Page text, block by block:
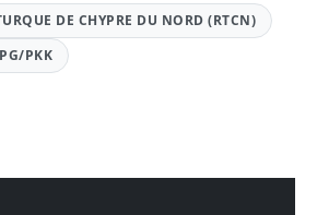
DE CHYPRE DU NORD (RTCN)
PKK